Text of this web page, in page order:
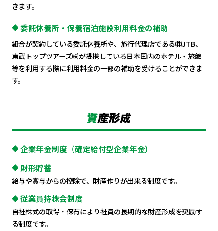
きます。
委託休養所・保養宿泊施設利用料金の補助
組合が契約している委託休養所や、旅行代理店である㈱JTB、
東武トップツアーズ㈱が提携している日本国内のホテル・旅館
等を利用する際に利用料金の一部の補助を受けることができま
す。
企業年金制度（確定給付型企業年金）
財形貯蓄
給与や賞与からの控除で、財産作りが出来る制度です。
従業員持株会制度
自社株式の取得・保有により社員の長期的な財産形成を奨励す
る制度です。